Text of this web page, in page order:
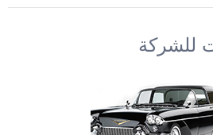
للشركة